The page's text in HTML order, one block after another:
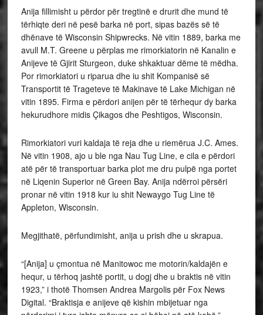
Anija fillimisht u përdor për tregtinë e drurit dhe mund të
tërhiqte deri në pesë barka në port, sipas bazës së të
dhënave të Wisconsin Shipwrecks. Në vitin 1889, barka me
avull M.T. Greene u përplas me rimorkiatorin në Kanalin e
Anijeve të Gjirit Sturgeon, duke shkaktuar dëme të mëdha.
Por rimorkiatori u riparua dhe iu shit Kompanisë së
Transportit të Trageteve të Makinave të Lake Michigan në
vitin 1895. Firma e përdori anijen për të tërhequr dy barka
hekurudhore midis Çikagos dhe Peshtigos, Wisconsin.
Rimorkiatori vuri kaldaja të reja dhe u riemërua J.C. Ames.
Në vitin 1908, ajo u ble nga Nau Tug Line, e cila e përdori
atë për të transportuar barka plot me dru pulpë nga portet
në Liqenin Superior në Green Bay. Anija ndërroi përsëri
pronar në vitin 1918 kur iu shit Newaygo Tug Line të
Appleton, Wisconsin.
Megjithatë, përfundimisht, anija u prish dhe u skrapua.
“[Anija] u çmontua në Manitowoc me motorin/kaldajën e
hequr, u tërhoq jashtë portit, u dogj dhe u braktis në vitin
1923,” i thotë Thomsen Andrea Margolis për Fox News
Digital. “Braktisja e anijeve që kishin mbijetuar nga